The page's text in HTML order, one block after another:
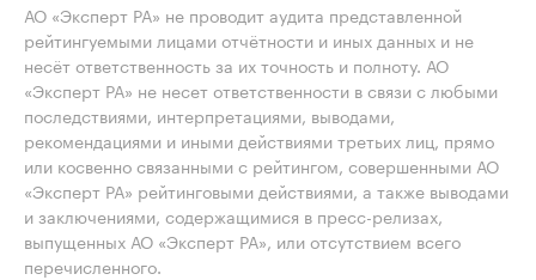
АО «Эксперт РА» не проводит аудита представленной
рейтингуемыми лицами отчётности и иных данных и не
несёт ответственность за их точность и полноту. АО
«Эксперт РА» не несет ответственности в связи с любыми
последствиями, интерпретациями, выводами,
рекомендациями и иными действиями третьих лиц, прямо
или косвенно связанными с рейтингом, совершенными АО
«Эксперт РА» рейтинговыми действиями, а также выводами
и заключениями, содержащимися в пресс-релизах,
выпущенных АО «Эксперт РА», или отсутствием всего
перечисленного.